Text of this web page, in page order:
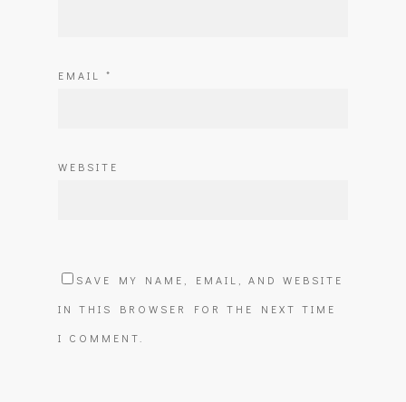
EMAIL *
WEBSITE
SAVE MY NAME, EMAIL, AND WEBSITE
IN THIS BROWSER FOR THE NEXT TIME
I COMMENT.